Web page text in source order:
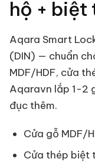
hộ + biệt
Aqara Smart
(DIN) — chuẩn
MDF/HDF, cửa
Aqaravn lắp 1-2
đục thêm.
Cửa gỗ MDF/
Cửa thép biệt